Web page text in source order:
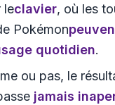
leclavier, où les
Pokémon
quotidien.
ou pas, le
jamais